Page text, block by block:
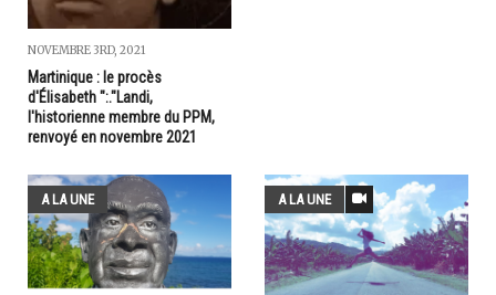
NOVEMBRE 3RD, 2021
Martinique : le procès
d'Élisabeth ":."Landi,
l'historienne membre du PPM,
renvoyé en novembre 2021
A LA UNE A LA UNE